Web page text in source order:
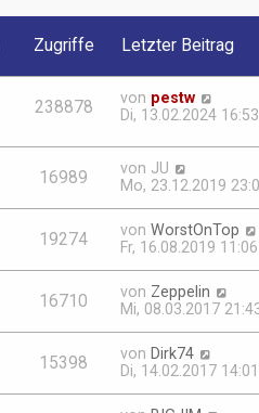
Zugriffe Letzter Beitrag
238878 von pestw
Di, 13.02.2024 16:53
16989 von JU
Mo, 23.12.2019
19274 von WorstOnTop
Fr, 16.08.2019 11:06
16710 von Zeppelin
Mi, 08.03.2017
15398 von Dirk74
Di, 14.02.2017 14:01